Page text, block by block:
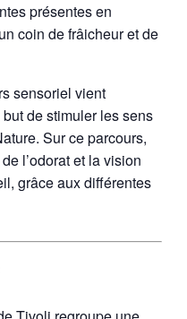
présentes en
coin de frâicheur et de
sensoriel vient
de stimuler les sens
Sur ce parcours,
l’odorat et la vision
grâce aux différentes